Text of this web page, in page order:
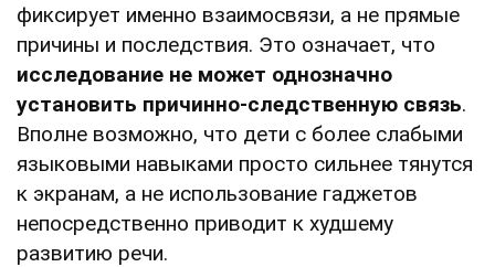
фиксирует именно взаимосвязи, а не прямые
причины и последствия. Это означает, что
исследование не может однозначно
установить причинно-следственную связь.
Вполне возможно, что дети с более слабыми
языковыми навыками просто сильнее тянутся
к экранам, а не использование гаджетов
непосредственно приводит к худшему
развитию речи.